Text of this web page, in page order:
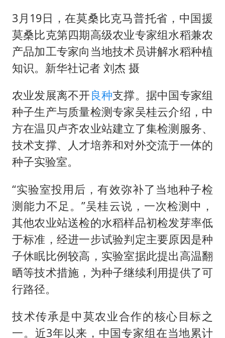
3月19日，在莫桑比克马普托省，中国援
莫桑比克第四期高级农业专家组水稻兼农
产品加工专家向当地技术员讲解水稻种植
知识。新华社记者 刘杰 摄
农业发展离不开良种支撑。据中国专家组
种子生产与质量检测专家吴桂云介绍，中
方在温贝卢齐农业站建立了集检测服务、
技术支撑、人才培养和对外交流于一体的
种子实验室。
“实验室投用后，有效弥补了当地种子检
测能力不足。”吴桂云说，一次检测中，
其他农业站送检的水稻样品初检发芽率低
于标准，经进一步试验判定主要原因是种
子休眠比例较高，实验室据此提出高温翻
晒等技术措施，为种子继续利用提供了可
行路径。
技术传承是中莫农业合作的核心目标之
一。近3年以来，中国专家组在当地累计